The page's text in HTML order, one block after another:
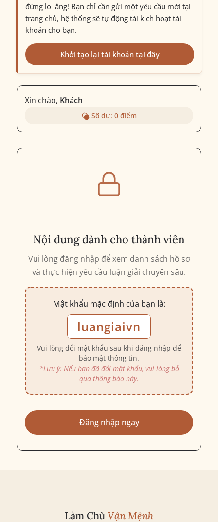
đừng lo lắng! Bạn chỉ cần gửi một yêu cầu mới tại
trang chủ, hệ thống sẽ tự động tái kích hoạt tài
khoản cho bạn.
Khởi tạo lại tài khoản tại đây
Xin chào, Khách
Số dư: 0điểm
Nội dung dành cho thành viên
Vui lòng đăng nhập để xem danh sách hồ sơ
và thực hiện yêu cầu luận giải chuyên sâu.
Mật khẩu mặc định của bạn là:
luangiaivn
Vui lòng đổi mật khẩu sau khi đăng nhập để
bảo mật thông tin.
*Lưu ý: Nếu bạn đã đổi mật khẩu, vui lòng bỏ
qua thông báo này.
Đăng nhập ngay
Làm Chủ Vận Mệnh